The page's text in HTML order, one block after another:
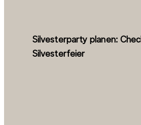
Silvesterparty planen:
Silvesterfeier